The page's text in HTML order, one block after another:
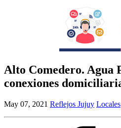
Alto Comedero. Agua
conexiones
May 07, 2021 Reflejos Jujuy Locales